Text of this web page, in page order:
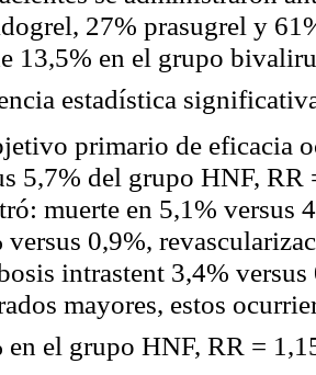
27% prasugrel y
13,5% en el grupo
estadística
primario de eficacia
5,7% del grupo HNF,
muerte en 5,1% versus
versus 0,9%,
intrastent 3,4%
mayores, estos
en el grupo HNF, RR =